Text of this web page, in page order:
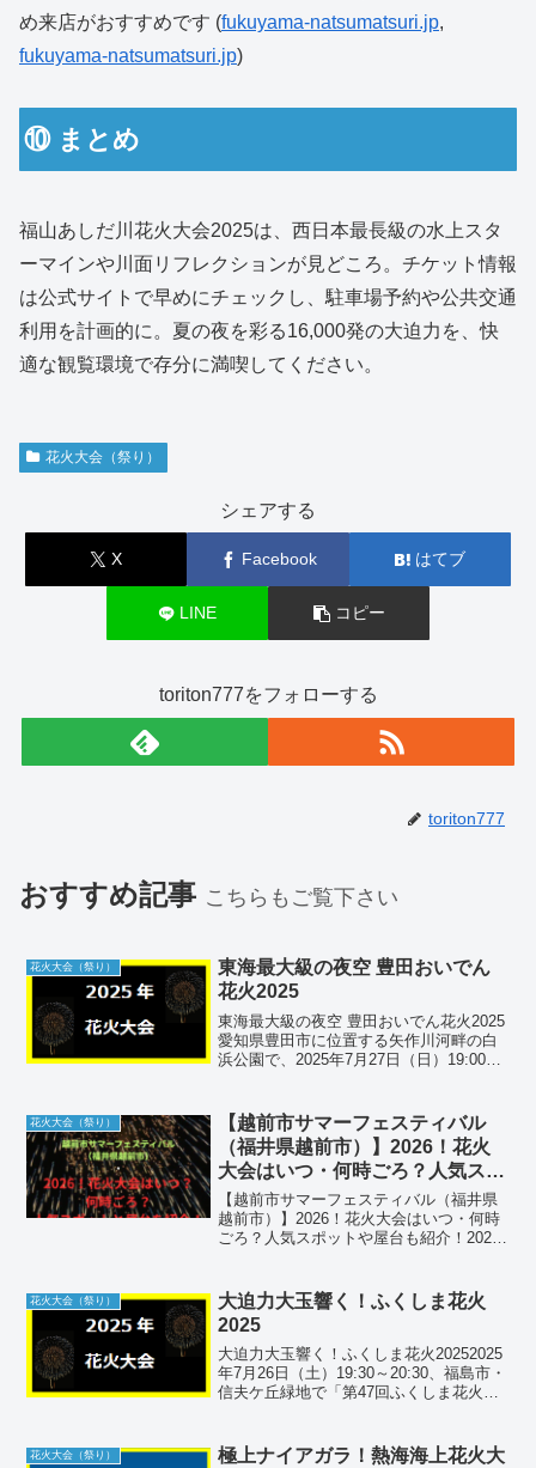
め来店がおすすめです (fukuyama-natsumatsuri.jp,
fukuyama-natsumatsuri.jp)
⑩ まとめ
福山あしだ川花火大会2025は、西日本最長級の水上スタ
ーマインや川面リフレクションが見どころ。チケット情報
は公式サイトで早めにチェックし、駐車場予約や公共交通
利用を計画的に。夏の夜を彩る16,000発の大迫力を、快
適な観覧環境で存分に満喫してください。
花火大会（祭り）
シェアする
X Facebook はてブ
LINE コピー
toriton777をフォローする
toriton777
おすすめ記事 こちらもご覧下さい
花火大会（祭り）
東海最大級の夜空 豊田おいでん
花火2025
東海最大級の夜空 豊田おいでん花火2025
愛知県豊田市に位置する矢作川河畔の白
浜公園で、2025年7月27日（日）19:00か
花火や手筒花火、ナイアガラの大瀑布
が...
花火大会（祭り）
【越前市サマーフェスティバル
（福井県越前市）】2026！花火
大会はいつ・何時ごろ？人気スポ
ットや屋台も紹介！
【越前市サマーフェスティバル（福井県
越前市）】2026！花火大会はいつ・何時
ごろ？人気スポットや屋台も紹介！2026
火大会」が開催されます。この大会は、
北陸地方でも屈...
花火大会（祭り）
大迫力大玉響く！ふくしま花火
2025
大迫力大玉響く！ふくしま花火20252025
年7月26日（土）19:30～20:30、福島市・
信夫ケ丘緑地で「第47回ふくしま花火大
音楽に合わせたスターマインが、...
花火大会（祭り）
極上ナイアガラ！熱海海上花火大